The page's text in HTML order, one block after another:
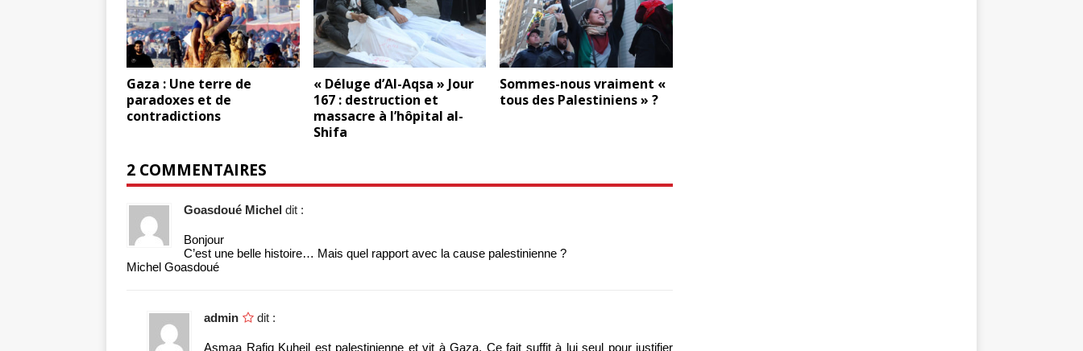
Gaza : Une terre de
paradoxes et de
contradictions
« Déluge d’Al-Aqsa » Jour
167 : destruction et
massacre à l’hôpital al-
Shifa
Sommes-nous vraiment «
tous des Palestiniens » ?
2 COMMENTAIRES
Goasdoué Michel dit :
Bonjour
C’est une belle histoire… Mais quel rapport avec la cause palestinienne ?
Michel Goasdoué
admin dit :
Asmaa Rafiq Kuheil est palestinienne et vit à Gaza. Ce fait suffit à lui seul pour justifier